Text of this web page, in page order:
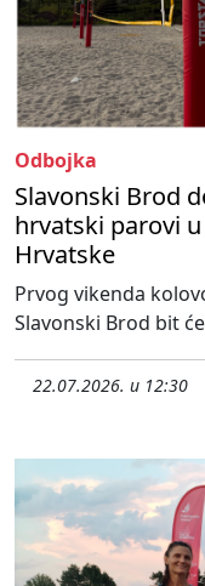
Odbojka
Slavonski Brod
hrvatski parovi
Hrvatske
Prvog vikenda
Slavonski Brod bit
22.07.2026. u 12:30